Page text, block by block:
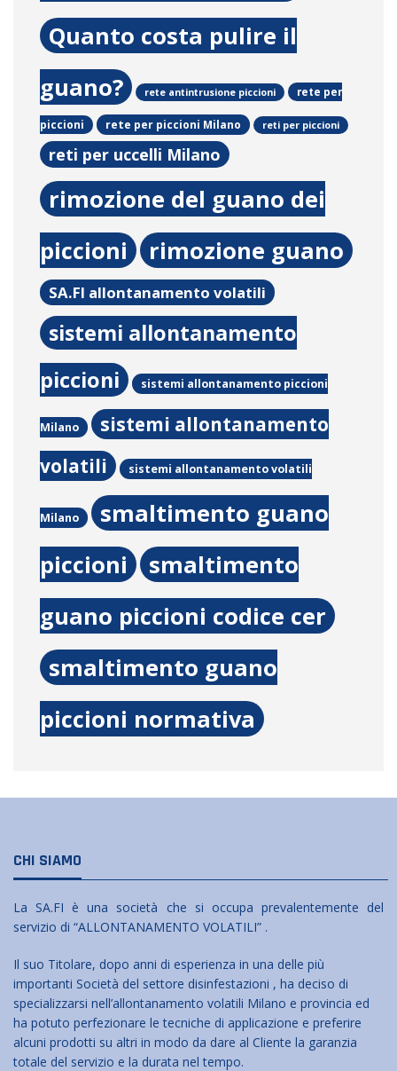
Quanto costa pulire il
guano?
rete antintrusione piccioni rete per
piccioni rete per piccioni Milano reti per piccioni
reti per uccelli Milano
rimozione del guano dei
piccioni
rimozione guano
SA.FI allontanamento volatili
sistemi allontanamento
piccioni
sistemi allontanamento piccioni
Milano
sistemi allontanamento
volatili
sistemi allontanamento volatili
Milano
smaltimento guano
piccioni
smaltimento
guano piccioni codice cer
smaltimento guano
piccioni normativa
CHI SIAMO
La SA.FI è una società che si occupa prevalentemente del
servizio di “ALLONTANAMENTO VOLATILI” .
Il suo Titolare, dopo anni di esperienza in una delle più
importanti Società del settore disinfestazioni , ha deciso di
specializzarsi nell’allontanamento volatili Milano e provincia ed
ha potuto perfezionare le tecniche di applicazione e preferire
alcuni prodotti su altri in modo da dare al Cliente la garanzia
totale del servizio e la durata nel tempo.